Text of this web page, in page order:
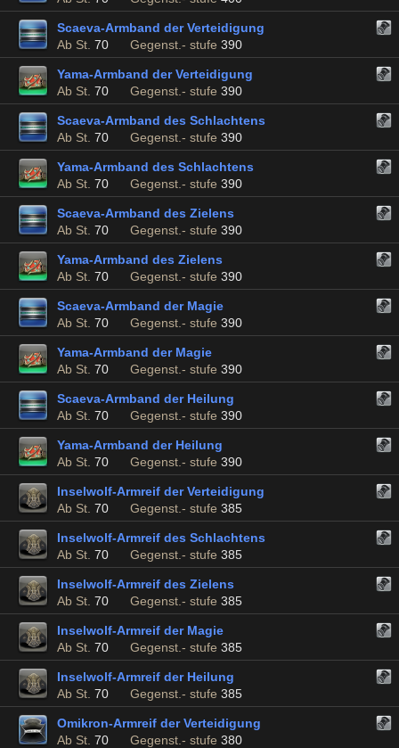
Scaeva-Armband der Verteidigung
Ab St. 70 Gegenst.- stufe 390
Yama-Armband der Verteidigung
Ab St. 70 Gegenst.- stufe 390
Scaeva-Armband des Schlachtens
Ab St. 70 Gegenst.- stufe 390
Yama-Armband des Schlachtens
Ab St. 70 Gegenst.- stufe 390
Scaeva-Armband des Zielens
Ab St. 70 Gegenst.- stufe 390
Yama-Armband des Zielens
Ab St. 70 Gegenst.- stufe 390
Scaeva-Armband der Magie
Ab St. 70 Gegenst.- stufe 390
Yama-Armband der Magie
Ab St. 70 Gegenst.- stufe 390
Scaeva-Armband der Heilung
Ab St. 70 Gegenst.- stufe 390
Yama-Armband der Heilung
Ab St. 70 Gegenst.- stufe 390
Inselwolf-Armreif der Verteidigung
Ab St. 70 Gegenst.- stufe 385
Inselwolf-Armreif des Schlachtens
Ab St. 70 Gegenst.- stufe 385
Inselwolf-Armreif des Zielens
Ab St. 70 Gegenst.- stufe 385
Inselwolf-Armreif der Magie
Ab St. 70 Gegenst.- stufe 385
Inselwolf-Armreif der Heilung
Ab St. 70 Gegenst.- stufe 385
Omikron-Armreif der Verteidigung
Ab St. 70 Gegenst.- stufe 380